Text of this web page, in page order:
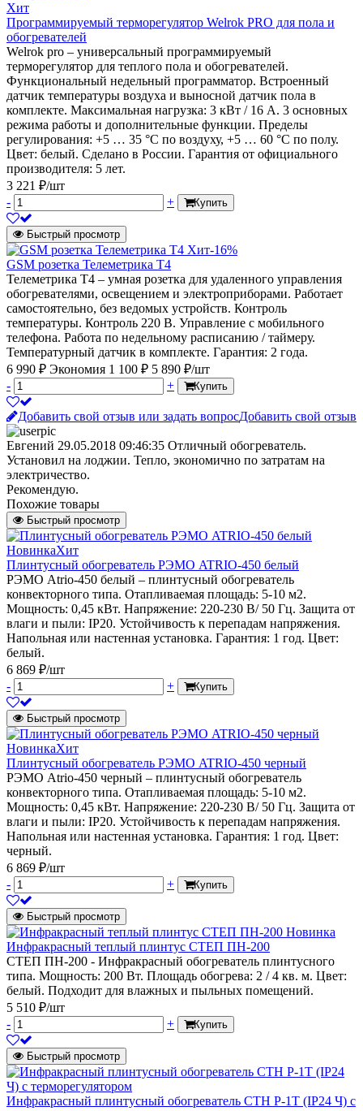
Хит
Программируемый терморегулятор Welrok PRO для пола и
обогревателей
Welrok pro – универсальный программируемый
терморегулятор для теплого пола и обогревателей.
Функциональный недельный программатор. Встроенный
датчик температуры воздуха и выносной датчик пола в
комплекте. Максимальная нагрузка: 3 кВт / 16 А. 3 основных
режима работы и дополнительные функции. Пределы
регулирования: +5 … 35 °С по воздуху, +5 … 60 °С по полу.
Цвет: белый. Сделано в России. Гарантия от официального
производителя: 5 лет.
3 221 ₽/шт
-
+ Купить
Быстрый просмотр
Хит-16%
GSM розетка Телеметрика Т4
Телеметрика Т4 – умная розетка для удаленного управления
обогревателями, освещением и электроприборами. Работает
самостоятельно, без ведомых устройств. Контроль
температуры. Контроль 220 В. Управление с мобильного
телефона. Работа по недельному расписанию / таймеру.
Температурный датчик в комплекте. Гарантия: 2 года.
6 990 ₽ Экономия 1 100 ₽ 5 890 ₽/шт
-
+ Купить
Добавить свой отзыв или задать вопросДобавить свой отзыв
Евгений 29.05.2018 09:46:35 Отличный обогреватель.
Установил на лоджии. Тепло, экономично по затратам на
электричество.
Рекомендую.
Похожие товары
Быстрый просмотр
НовинкаХит
Плинтусный обогреватель РЭМО ATRIO-450 белый
РЭМО Atrio-450 белый – плинтусный обогреватель
конвекторного типа. Отапливаемая площадь: 5-10 м2.
Мощность: 0,45 кВт. Напряжение: 220-230 В/ 50 Гц. Защита от
влаги и пыли: IP20. Устойчивость к перепадам напряжения.
Напольная или настенная установка. Гарантия: 1 год. Цвет:
белый.
6 869 ₽/шт
-
+ Купить
Быстрый просмотр
НовинкаХит
Плинтусный обогреватель РЭМО ATRIO-450 черный
РЭМО Atrio-450 черный – плинтусный обогреватель
конвекторного типа. Отапливаемая площадь: 5-10 м2.
Мощность: 0,45 кВт. Напряжение: 220-230 В/ 50 Гц. Защита от
влаги и пыли: IP20. Устойчивость к перепадам напряжения.
Напольная или настенная установка. Гарантия: 1 год. Цвет:
черный.
6 869 ₽/шт
-
+ Купить
Быстрый просмотр
Новинка
Инфракрасный теплый плинтус СТЕП ПН-200
СТЕП ПН-200 - Инфракрасный обогреватель плинтусного
типа. Мощность: 200 Вт. Площадь обогрева: 2 / 4 кв. м. Цвет:
белый. Подходит для влажных и пыльных помещений.
5 510 ₽/шт
-
+ Купить
Быстрый просмотр
Инфракрасный плинтусный обогреватель СТН P-1T (IP24 Ч) с